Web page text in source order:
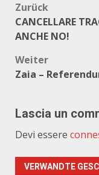
Zurück
CANCELLARE
ANCHE NO!
Weiter
Zaia –
Lascia un
Devi essere
VERWANDTE